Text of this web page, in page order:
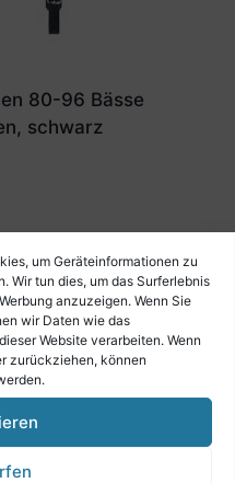
um Geräteinformationen zu
Wir tun dies, um das Surferlebnis
anzuzeigen. Wenn Sie
wir Daten wie das
Website verarbeiten. Wenn
zurückziehen, können
80-96 Bässe
schwarz